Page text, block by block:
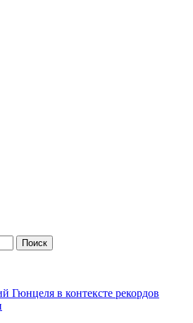
Гюнцеля в контексте рекордов